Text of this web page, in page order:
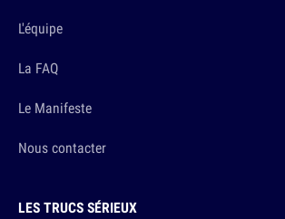
L'équipe
La FAQ
Le Manifeste
Nous contacter
LES TRUCS SÉRIEUX